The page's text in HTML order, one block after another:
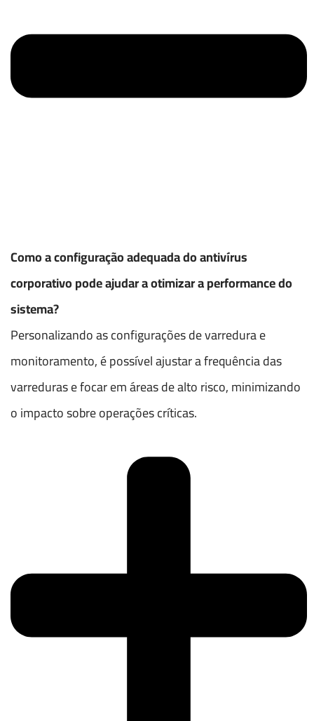
Como a configuração adequada do antivírus
corporativo pode ajudar a otimizar a performance do
sistema?
Personalizando as configurações de varredura e
monitoramento, é possível ajustar a frequência das
varreduras e focar em áreas de alto risco, minimizando
o impacto sobre operações críticas.